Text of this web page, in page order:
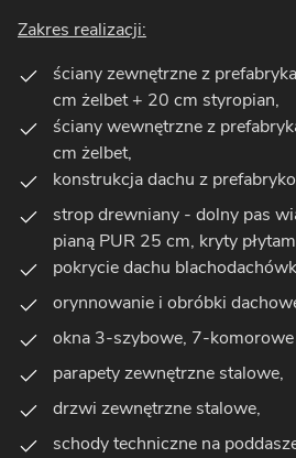
Zakres realizacji:
ściany zewnętrzne z
cm żelbet + 20 cm styropian,
ściany wewnętrzne z
cm żelbet,
konstrukcja dachu z
strop drewniany - dolny pas
pianą PUR 25 cm, kryty
pokrycie dachu
orynnowanie i obróbki
okna 3-szybowe, 7-komorowe
parapety zewnętrzne stalowe,
drzwi zewnętrzne stalowe,
schody techniczne na